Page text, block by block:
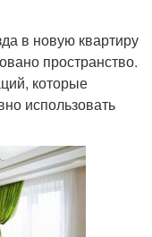
в новую квартиру
пространство.
которые
использовать